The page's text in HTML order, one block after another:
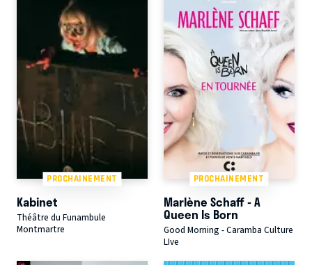
PROCHAINEMENT
Kabinet
Théâtre du Funambule
Montmartre
PROCHAINEMENT
Marlène Schaff - A
Queen Is Born
Good Morning - Caramba Culture
LIve